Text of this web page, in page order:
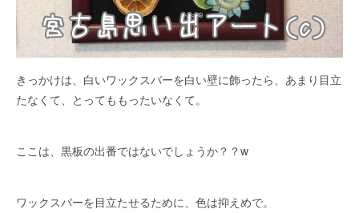
きっかけは、白いワックスバーを白い壁に飾ったら、あまり目立
たなくて、とってももったいなくて。
ここは、黒板の出番ではないでしょうか？？w
ワックスバーを目立たせるために、色は抑えめで。